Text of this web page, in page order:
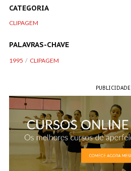
CATEGORIA
CLIPAGEM
PALAVRAS-CHAVE
1995 CLIPAGEM
PUBLICIDADE